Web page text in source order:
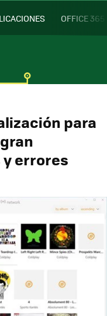
OFFICE 365
para
errores